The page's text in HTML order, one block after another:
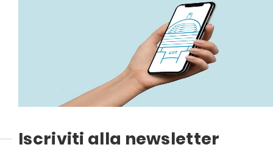
Iscriviti alla newsletter